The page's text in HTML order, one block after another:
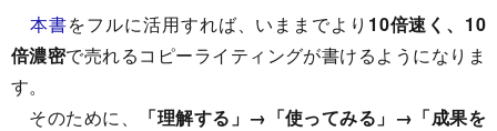
本書をフルに活用すれば、いままでより 10倍速く、10
倍濃密で売れるコピーライティングが書けるようになりま
す。
そのために、
「理解する」→「使ってみる」→「成果を